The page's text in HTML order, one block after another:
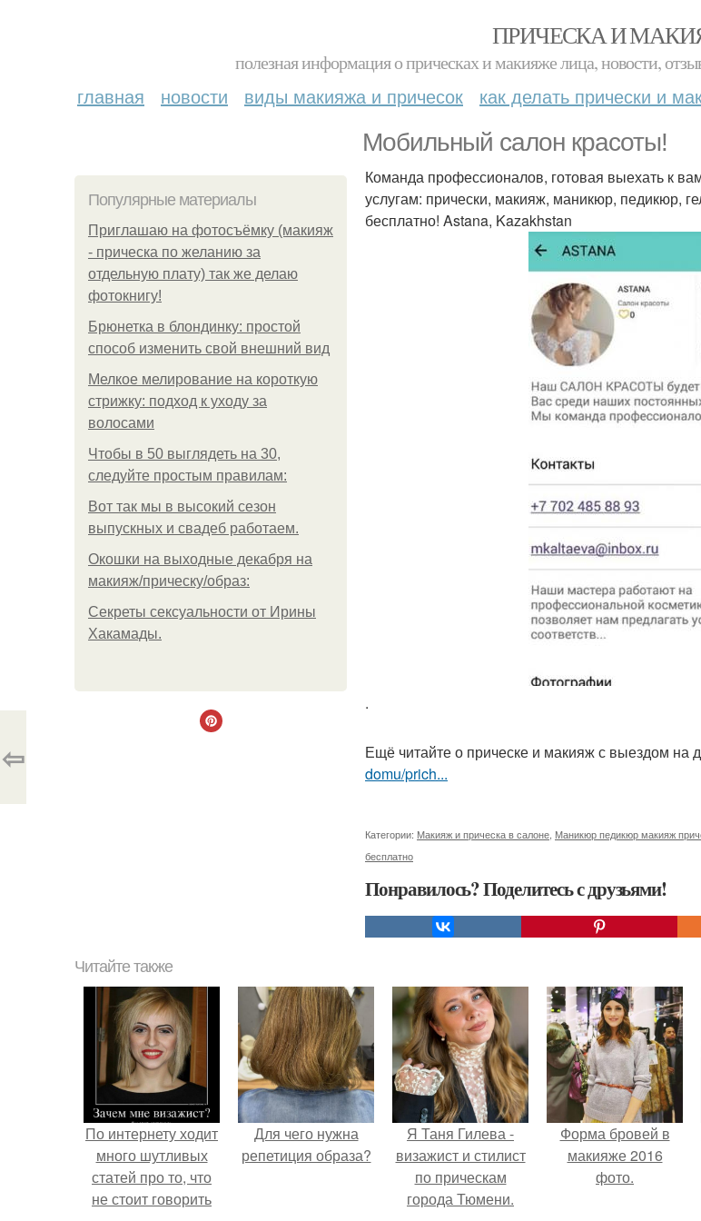
ПРИЧЕСКА И
полезная информация о прическах и макияже лица, новости,
главная новости виды макияжа и причесок как делать прически и
Мобильный салон красоты!
Популярные материалы
Приглашаю на фотосъёмку (макияж
- прическа по желанию за
отдельную плату) так же делаю
фотокнигу!
Брюнетка в блондинку: простой
способ изменить свой внешний вид
Мелкое мелирование на короткую
стрижку: подход к уходу за
волосами
Чтобы в 50 выглядеть на 30,
следуйте простым правилам:
Вот так мы в высокий сезон
выпускных и свадеб работаем.
Окошки на выходные декабря на
макияж/прическу/образ:
Секреты сексуальности от Ирины
Хакамады.
Команда профессионалов, готовая выехать к
услугам: прически, макияж, маникюр, педикюр,
бесплатно! Astana, Kazakhstan
.
Ещё читайте о прическе и макияж с выездом на
domu/prich...
Категории: Макияж и прическа в салоне Маникюр педикюр макияж
бесплатно
Понравилось? Поделитесь с друзьями!
⇦
Читайте также
По интернету ходит
много шутливых
статей про то, что
не стоит говорить
Для чего нужна
репетиция образа?
Я Таня Гилева -
визажист и стилист
по прическам
города Тюмени.
Форма бровей в
макияже 2016
фото.